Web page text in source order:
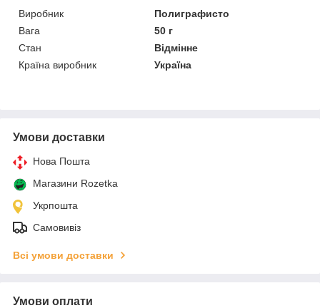
Виробник
Полиграфисто
Вага
50 г
Стан
Відмінне
Країна виробник
Україна
Умови доставки
Нова Пошта
Магазини Rozetka
Укрпошта
Самовивіз
Всі умови доставки
Умови оплати